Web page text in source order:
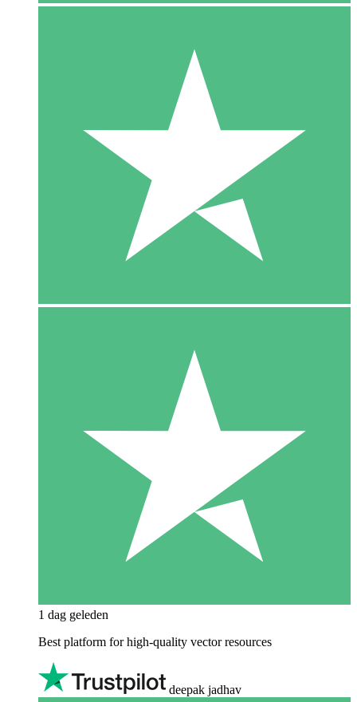
1 dag geleden
Best platform for high-quality vector resources
deepak jadhav